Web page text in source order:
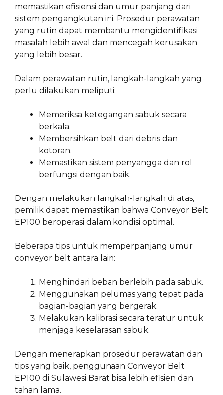
memastikan efisiensi dan umur panjang dari
sistem pengangkutan ini. Prosedur perawatan
yang rutin dapat membantu mengidentifikasi
masalah lebih awal dan mencegah kerusakan
yang lebih besar.
Dalam perawatan rutin, langkah-langkah yang
perlu dilakukan meliputi:
Memeriksa ketegangan sabuk secara
berkala.
Membersihkan belt dari debris dan
kotoran.
Memastikan sistem penyangga dan rol
berfungsi dengan baik.
Dengan melakukan langkah-langkah di atas,
pemilik dapat memastikan bahwa Conveyor Belt
EP100 beroperasi dalam kondisi optimal.
Beberapa tips untuk memperpanjang umur
conveyor belt antara lain:
Menghindari beban berlebih pada sabuk.
Menggunakan pelumas yang tepat pada
bagian-bagian yang bergerak.
Melakukan kalibrasi secara teratur untuk
menjaga keselarasan sabuk.
Dengan menerapkan prosedur perawatan dan
tips yang baik, penggunaan Conveyor Belt
EP100 di Sulawesi Barat bisa lebih efisien dan
tahan lama.